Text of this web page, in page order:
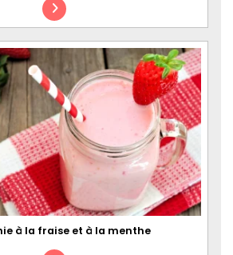
à la fraise et à la menthe